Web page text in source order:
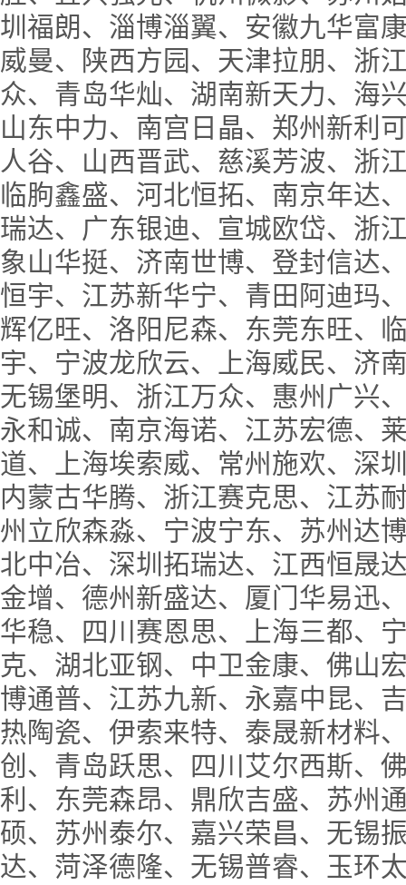
圳福朗、淄博淄翼、安徽九华富
威曼、陕西方园、天津拉朋、浙
众、青岛华灿、湖南新天力、海
山东中力、南宫日晶、郑州新利
人谷、山西晋武、慈溪芳波、浙
临朐鑫盛、河北恒拓、南京年达
瑞达、广东银迪、宣城欧岱、浙
象山华挺、济南世博、登封信达
恒宇、江苏新华宁、青田阿迪玛
辉亿旺、洛阳尼森、东莞东旺、
宇、宁波龙欣云、上海威民、济
无锡堡明、浙江万众、惠州广兴
永和诚、南京海诺、江苏宏德、
道、上海埃索威、常州施欢、深
内蒙古华腾、浙江赛克思、江苏
州立欣森淼、宁波宁东、苏州达
北中冶、深圳拓瑞达、江西恒晟
金增、德州新盛达、厦门华易迅
华稳、四川赛恩思、上海三都、
克、湖北亚钢、中卫金康、佛山
博通普、江苏九新、永嘉中昆、
热陶瓷、伊索来特、泰晟新材料
创、青岛跃思、四川艾尔西斯、
利、东莞森昂、鼎欣吉盛、苏州
硕、苏州泰尔、嘉兴荣昌、无锡
达、菏泽德隆、无锡普睿、玉环